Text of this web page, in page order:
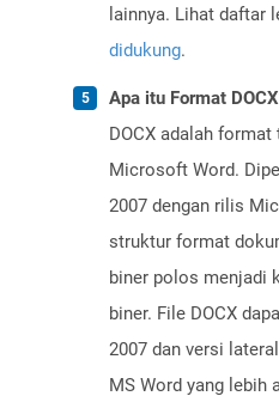
lainnya. Lihat daftar
didukung.
Apa itu Format
DOCX adalah
Microsoft Word.
2007 dengan rilis
struktur format
biner polos menjadi
biner. File DOCX
2007 dan versi
MS Word yang lebih